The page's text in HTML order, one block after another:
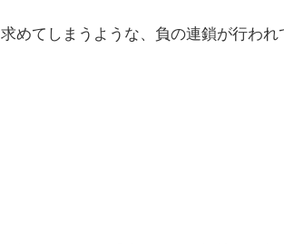
めてしまうような、負の連鎖が行わ